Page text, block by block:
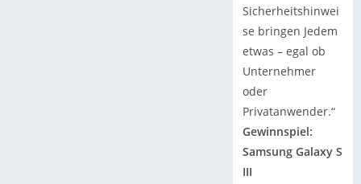
Sicherheitshinwei
se bringen Jedem
etwas – egal ob
Unternehmer
oder
Privatanwender.“
Gewinnspiel:
Samsung Galaxy S
III